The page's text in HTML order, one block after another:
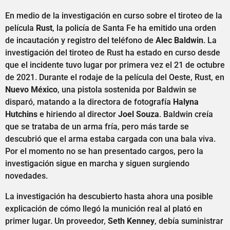
En medio de la investigación en curso sobre el tiroteo de la
película Rust, la policía de Santa Fe ha emitido una orden
de incautación y registro del teléfono de Alec Baldwin. La
investigación del tiroteo de Rust ha estado en curso desde
que el incidente tuvo lugar por primera vez el 21 de octubre
de 2021. Durante el rodaje de la película del Oeste, Rust, en
Nuevo México, una pistola sostenida por Baldwin se
disparó, matando a la directora de fotografía Halyna
Hutchins e hiriendo al director Joel Souza. Baldwin creía
que se trataba de un arma fría, pero más tarde se
descubrió que el arma estaba cargada con una bala viva.
Por el momento no se han presentado cargos, pero la
investigación sigue en marcha y siguen surgiendo
novedades.
La investigación ha descubierto hasta ahora una posible
explicación de cómo llegó la munición real al plató en
primer lugar. Un proveedor, Seth Kenney, debía suministrar